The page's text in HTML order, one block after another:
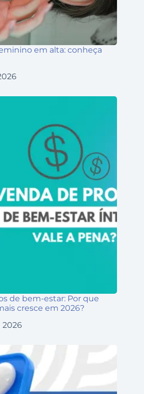
em alta: conheça
de bem-estar: Por que
cresce em 2026?
2026